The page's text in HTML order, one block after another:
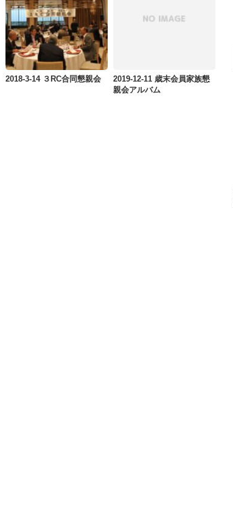
2018-3-14 ３RC合同懇親会
2019-12-11 歳末会員家族懇
親会アルバム